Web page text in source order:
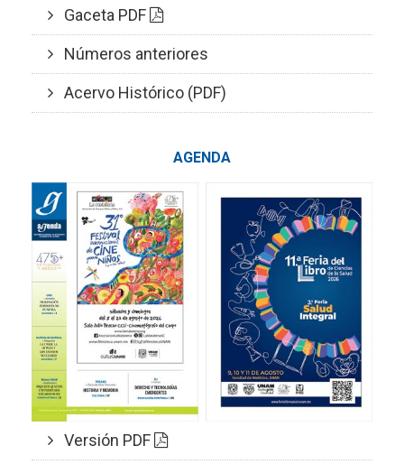
Gaceta PDF
Números anteriores
Acervo Histórico (PDF)
AGENDA
Versión PDF